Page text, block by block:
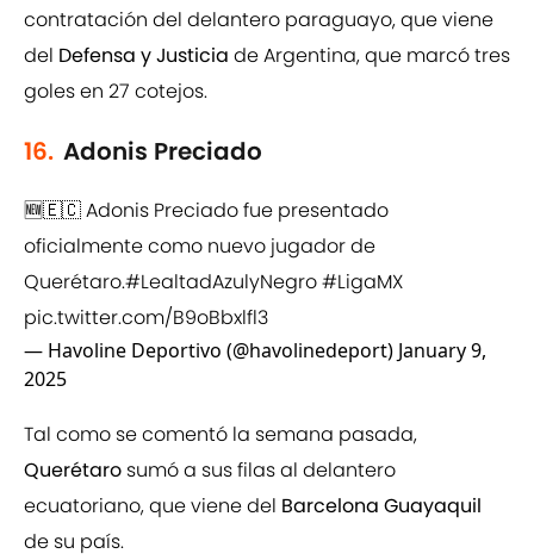
contratación del delantero paraguayo, que viene
del Defensa y Justicia de Argentina, que marcó tres
goles en 27 cotejos.
16. Adonis Preciado
🆕🇪🇨 Adonis Preciado fue presentado
oficialmente como nuevo jugador de
Querétaro.#LealtadAzulyNegro#LigaMX
pic.twitter.com/B9oBbxlfl3
— Havoline Deportivo (@havolinedeport) January 9,
2025
Tal como se comentó la semana pasada,
Querétaro sumó a sus filas al delantero
ecuatoriano, que viene del Barcelona Guayaquil
de su país.